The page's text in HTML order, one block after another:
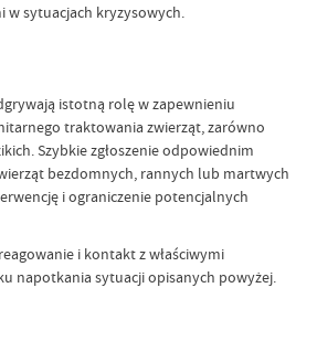
w sytuacjach kryzysowych.
istotną rolę w zapewnieniu
traktowania zwierząt, zarówno
Szybkie zgłoszenie odpowiednim
bezdomnych, rannych lub martwych
i ograniczenie potencjalnych
i kontakt z właściwymi
napotkania sytuacji opisanych powyżej.